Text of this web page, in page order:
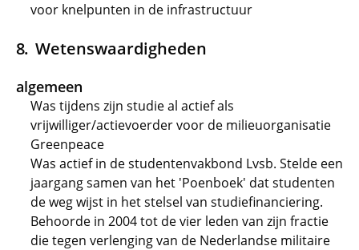
voor knelpunten in de infrastructuur
Wetenswaardigheden
algemeen
Was tijdens zijn studie al actief als
vrijwilliger/actievoerder voor de milieuorganisatie
Greenpeace
Was actief in de studentenvakbond Lvsb. Stelde een
jaargang samen van het 'Poenboek' dat studenten
de weg wijst in het stelsel van studiefinanciering.
Behoorde in 2004 tot de vier leden van zijn fractie
die tegen verlenging van de Nederlandse militaire